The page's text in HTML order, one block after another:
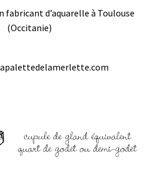
d’aquarelle à Toulouse
(Occitanie)